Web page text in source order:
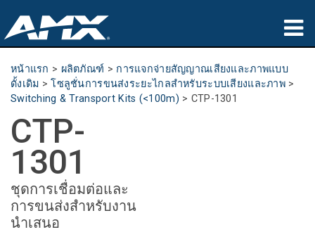
ผลิตภัณฑ์
การประยุกต์ใช้
Partners
ที่ซื้อสินค้า
การฝึกอบรม
การสนับสนุน
หน้าแรก > ผลิตภัณฑ์ > การแจกจ่ายสัญญาณเสียงและภาพแบบ
ดั้งเดิม >โซลูชั่นการขนส่งระยะไกลสำหรับระบบเสียงและภาพ>
Switching & Transport Kits (<100m) > CTP-1301
CTP-
1301
ชุดการเชื่อมต่อและ
การขนส่งสำหรับงาน
นำเสนอ